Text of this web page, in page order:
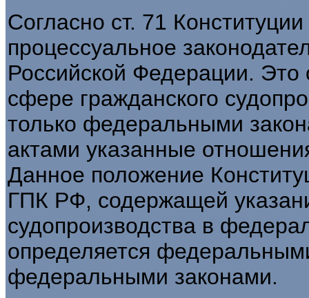
Согласно ст. 71
процессуальное
Российской Федерации. Это
сфере гражданского
только федеральными
актами указанные
Данное положение
ГПК РФ, содержащей
судопроизводства в
определяется
федеральными законами.